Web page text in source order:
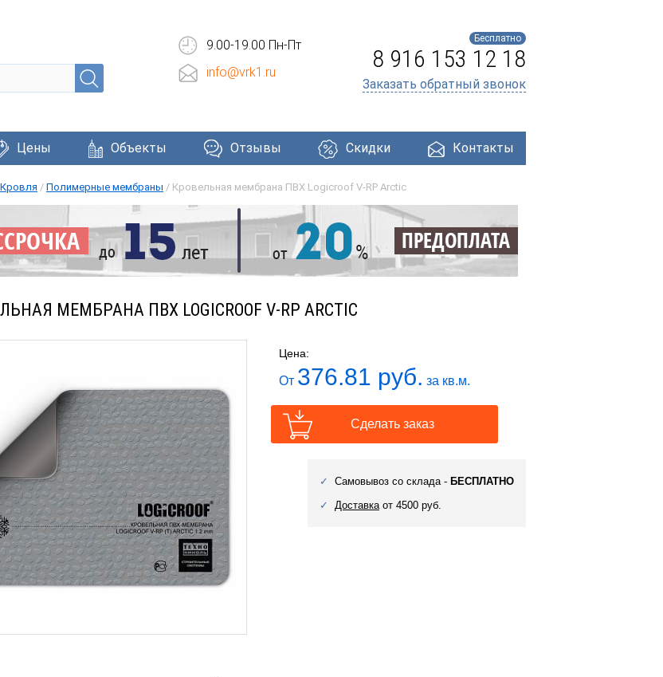
Фасадные системы Окна и двери Профнастил Утеплители
9.00-19.00 Пн-Пт
info@vrk1.ru
Бесплатно
8 916 153 12 18
Заказать обратный звонок
Цены Объекты Отзывы Скидки Контакты
Кровля / Полимерные мембраны / Кровельная мембрана ПВХ Logicroof V-RP Arctic
МЕМБРАНА ПВХ LOGICROOF V-RP ARCTIC
Цена:
От 376.81 руб. за кв.м.
Сделать заказ
Самовывоз со склада - БЕСПЛАТНО
Доставкаот 4500 руб.